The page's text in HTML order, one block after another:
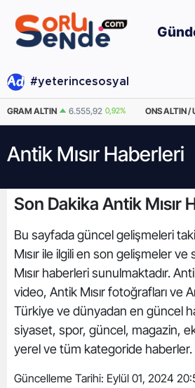
#yeterincesosyal
GRAM ALTIN 6.555,92 0,92% ONS ALTIN /
Antik Mısır Haberleri
Son Dakika Antik Mısır
Bu sayfada güncel gelişmeleri
Mısır ile ilgili en son gelişmeler
Mısır haberleri sunulmaktadır.
video, Antik Mısır fotoğrafları ve
Türkiye ve dünyadan en güncel
siyaset, spor, güncel, magazin,
yerel ve tüm kategoride
Güncelleme Tarihi: Eylül 01, 2024